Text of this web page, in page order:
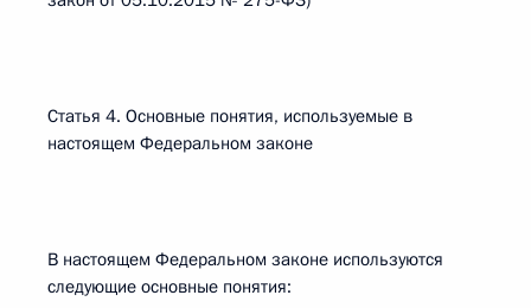
Статья 4. Основные понятия, используемые в
настоящем Федеральном законе
В настоящем Федеральном законе используются
следующие основные понятия: